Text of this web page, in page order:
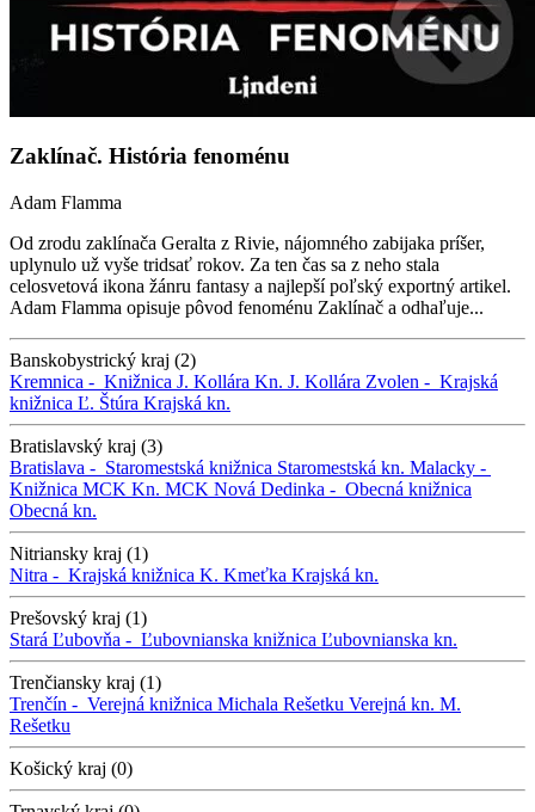
Zaklínač. História fenoménu
Adam Flamma
Od zrodu zaklínača Geralta z Rivie, nájomného zabijaka príšer,
uplynulo už vyše tridsať rokov. Za ten čas sa z neho stala
celosvetová ikona žánru fantasy a najlepší poľský exportný artikel.
Adam Flamma opisuje pôvod fenoménu Zaklínač a odhaľuje...
Banskobystrický kraj (2)
Kremnica - Knižnica J. Kollára Kn. J. Kollára Zvolen - Krajská
knižnica Ľ. Štúra Krajská kn.
Bratislavský kraj (3)
Bratislava - Staromestská knižnica Staromestská kn. Malacky -
Knižnica MCK Kn. MCK Nová Dedinka - Obecná knižnica
Obecná kn.
Nitriansky kraj (1)
Nitra - Krajská knižnica K. Kmeťka Krajská kn.
Prešovský kraj (1)
Stará Ľubovňa - Ľubovnianska knižnica Ľubovnianska kn.
Trenčiansky kraj (1)
Trenčín - Verejná knižnica Michala Rešetku Verejná kn. M.
Rešetku
Košický kraj (0)